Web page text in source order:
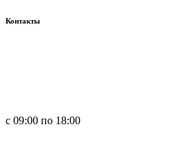
Контакты
с 09:00 по 18:00